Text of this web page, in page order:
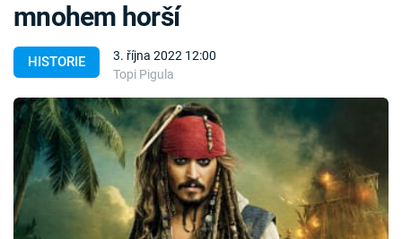
Témata
Témata
Pořady
TV Program
Časopis
HISTORIE
3. října 2022 12:00
Topi Pigula
mnohem horší